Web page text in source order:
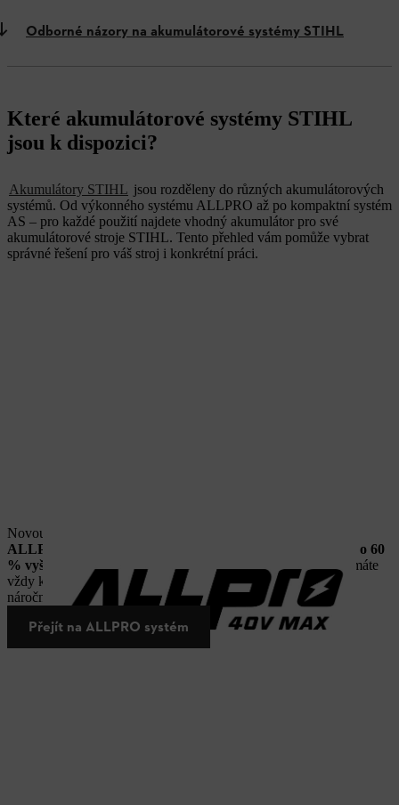
Odborné názory na akumulátorové systémy STIHL
Které akumulátorové systémy STIHL
jsou k dispozici?
Akumulátory STIHL jsou rozděleny do různých akumulátorových
systémů. Od výkonného systému ALLPRO až po kompaktní systém
AS – pro každé použití najdete vhodný akumulátor pro své
akumulátorové stroje STIHL. Tento přehled vám pomůže vybrat
správné řešení pro váš stroj i konkrétní práci.
Novou generaci akumulátorové techniky představuje
ALLPRO
ž o 60
% vyšší špičkový výkon¹ a dlouhou životnost³
. Díky tomu máte
vždy k dispozici přesně takový výkon, jaký potřebujete – i při
náročných úkolech.
Přejít na ALLPRO systém